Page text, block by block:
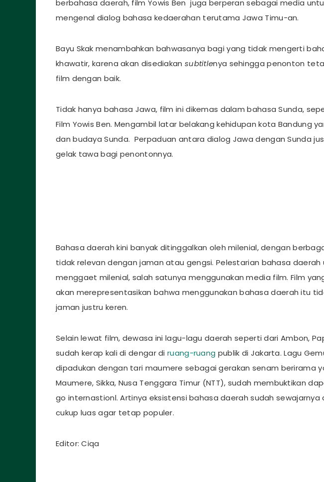
berbahasa daerah, film Yowis Ben juga berperan sebagai media
mengenal dialog bahasa kedaerahan terutama Jawa Timu-an.
Bayu Skak menambahkan bahwasanya bagi yang tidak mengerti
khawatir, karena akan disediakan subtitlenya sehingga penonton
film dengan baik.
Tidak hanya bahasa Jawa, film ini dikemas dalam bahasa Sunda,
Film Yowis Ben. Mengambil latar belakang kehidupan kota Bandung
dan budaya Sunda. Perpaduan antara dialog Jawa dengan Sunda
gelak tawa bagi penontonnya.
Bahasa daerah kini banyak ditinggalkan oleh milenial, dengan
tidak relevan dengan jaman atau gengsi. Pelestarian bahasa daerah
menggaet milenial, salah satunya menggunakan media film. Film
akan merepresentasikan bahwa menggunakan bahasa daerah itu
jaman justru keren.
Selain lewat film, dewasa ini lagu-lagu daerah seperti dari Ambon,
sudah kerap kali di dengar diruang-ruang publik di Jakarta. Lagu
dipadukan dengan tari maumere sebagai gerakan senam berirama
Maumere, Sikka, Nusa Tenggara Timur (NTT), sudah membuktikan
go internastionl. Artinya eksistensi bahasa daerah sudah sewajarnya
cukup luas agar tetap populer.
Editor: Ciqa